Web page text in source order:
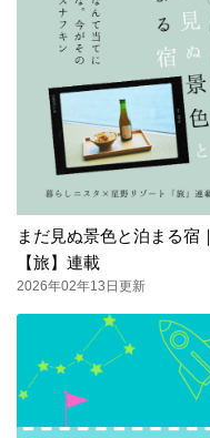
まだ見ぬ景色と泊まる宿｜
【旅】連載
2026年02年13日更新